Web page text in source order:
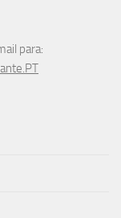
para: